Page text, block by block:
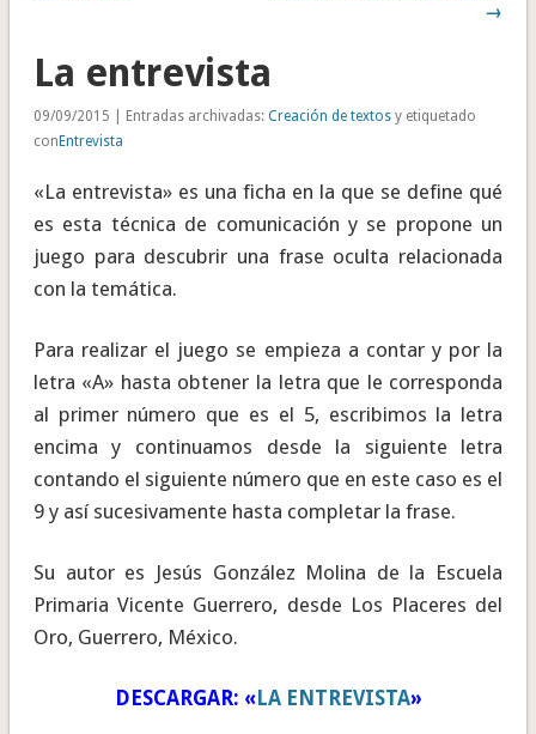
→
La entrevista
09/09/2015 | Entradas archivadas: Creación de textosy etiquetado
con Entrevista
«La entrevista» es una ficha en la que se define qué
es esta técnica de comunicación y se propone un
juego para descubrir una frase oculta relacionada
con la temática.
Para realizar el juego se empieza a contar y por la
letra «A» hasta obtener la letra que le corresponda
al primer número que es el 5, escribimos la letra
encima y continuamos desde la siguiente letra
contando el siguiente número que en este caso es el
9 y así sucesivamente hasta completar la frase.
Su autor es Jesús González Molina de la Escuela
Primaria Vicente Guerrero, desde Los Placeres del
Oro, Guerrero, México.
DESCARGAR: «LA ENTREVISTA»